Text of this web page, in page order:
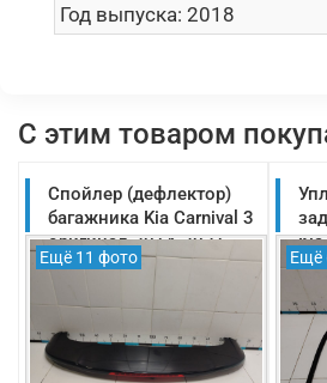
Год выпуска: 2018
С этим товаром
Спойлер (дефлектор)
багажника Kia Carnival 3
оригинал 2014-2021
(87210A9000)
Ещё 11 фото Ещё